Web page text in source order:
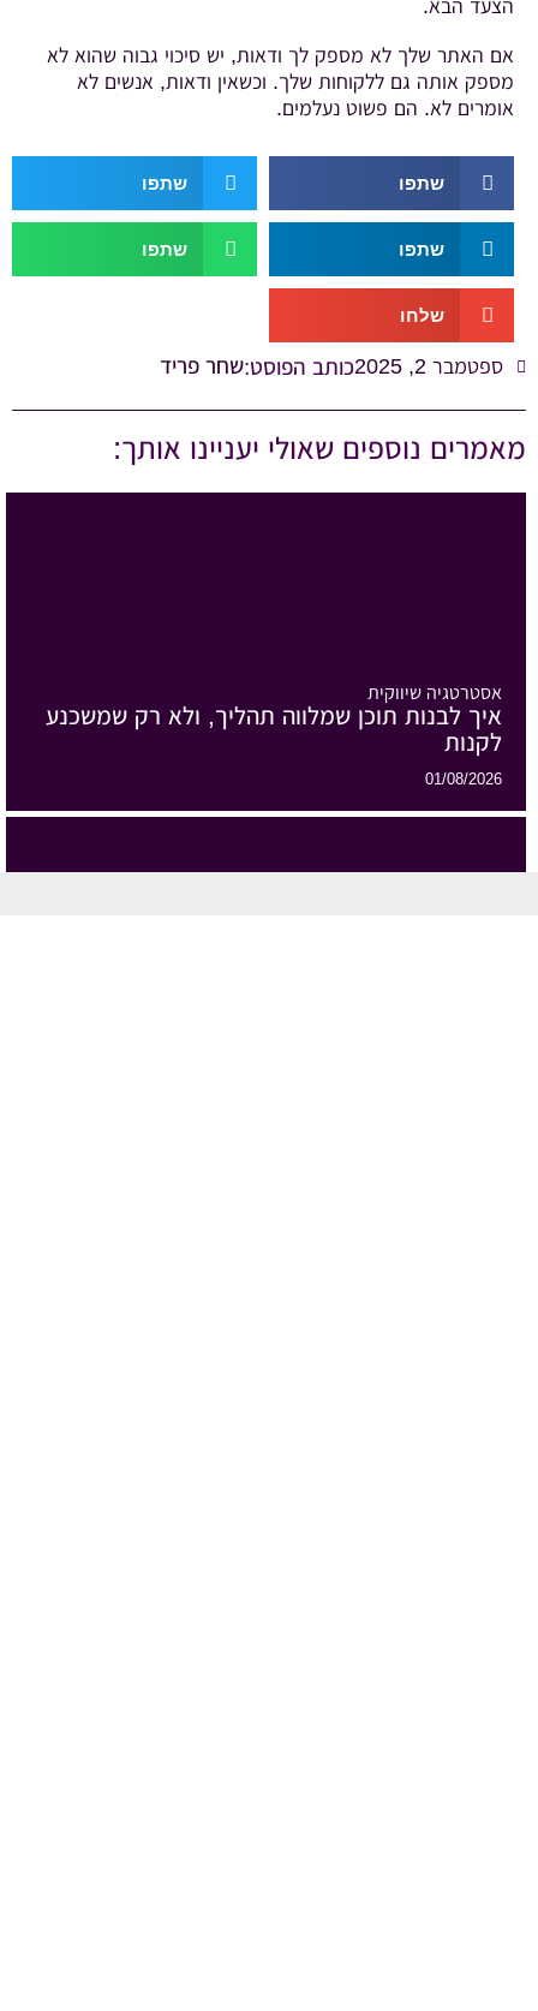
הצעד הבא.
אם האתר שלך לא מספק לך ודאות, יש סיכוי גבוה שהוא לא
מספק אותה גם ללקוחות שלך. וכשאין ודאות, אנשים לא
אומרים לא. הם פשוט נעלמים.
שתפו שתפו
שתפו שתפו
שלחו
ספטמבר 2, 2025 כותב הפוסט:שחר פריד
מאמרים נוספים שאולי יעניינו אותך:
אסטרטגיה שיווקית
איך לבנות תוכן שמלווה תהליך, ולא רק שמשכנע
לקנות
01/08/2026